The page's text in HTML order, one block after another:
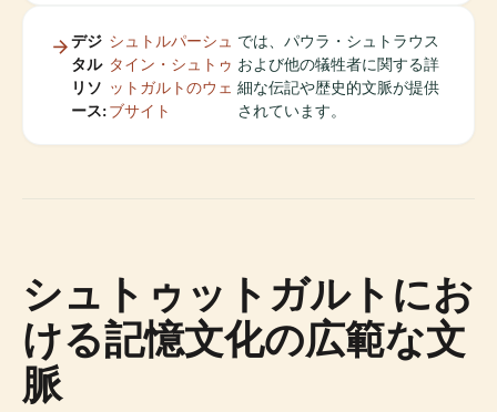
デジ
タル
リソ
ース:
シュトルパーシュ
タイン・シュトゥ
ットガルトのウェ
ブサイト
では、パウラ・シュトラウス
および他の犠牲者に関する詳
細な伝記や歴史的文脈が提供
されています。
シュトゥットガルトにお
ける記憶文化の広範な文
脈